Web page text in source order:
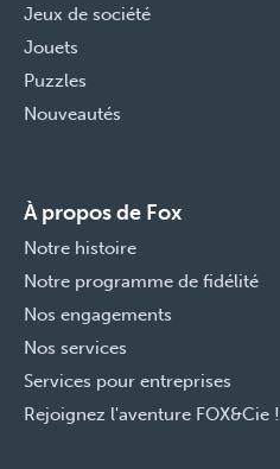
Jeux de société
Jouets
Puzzles
Nouveautés
À propos de Fox
Notre histoire
Notre programme de fidélité
Nos engagements
Nos services
Services pour entreprises
Rejoignez l'aventure FOX&Cie !